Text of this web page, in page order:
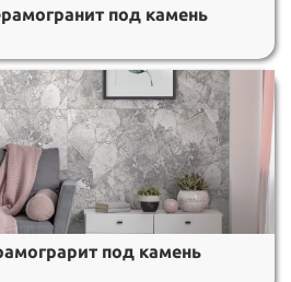
под камень
под камень